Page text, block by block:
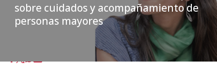
sobre cuidados y acompañamiento de
personas mayores
Inicio cuidado adultos mayores »
Mónica Macha disertará
en la UNQ sobre cuidados y acompañamiento de personas mayores